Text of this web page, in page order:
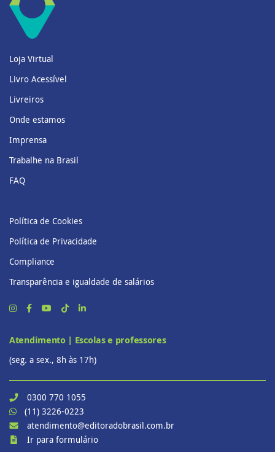
Loja Virtual
Livro Acessível
Livreiros
Onde estamos
Imprensa
Trabalhe na Brasil
FAQ
Política de Cookies
Política de Privacidade
Compliance
Transparência e igualdade de salários
Atendimento | Escolas e professores
(seg. a sex., 8h às 17h)
0300 770 1055
(11) 3226-0223
atendimento@editoradobrasil.com.br
Ir para formulário